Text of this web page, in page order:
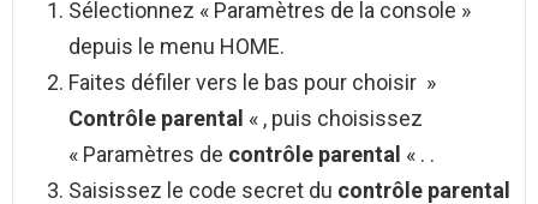
Sélectionnez « Paramètres de la console »
depuis le menu HOME.
Faites défiler vers le bas pour choisir »
Contrôle parental « , puis choisissez
« Paramètres de contrôle parental « . .
Saisissez le code secret du contrôle parental